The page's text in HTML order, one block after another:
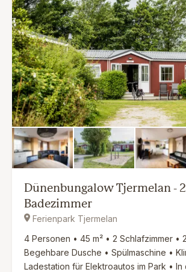
Dünenbungalow Tjermelan - 2
Badezimmer
Ferienpark Tjermelan
4 Personen • 45 m² • 2 Schlafzimmer •
Begehbare Dusche • Spülmaschine •
Ladestation für Elektroautos im Park •